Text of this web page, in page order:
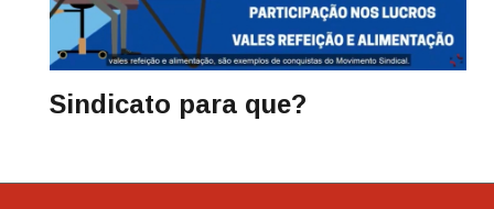
Sindicato para que?